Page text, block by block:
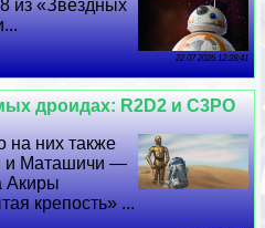
из «Звездных
22 07 2026 12:28:41
дроидах: R2D2 и C3PO
на них также
и Маташичи —
Акиры
крепость» ...